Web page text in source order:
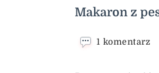
Makaron z
1 komentarz